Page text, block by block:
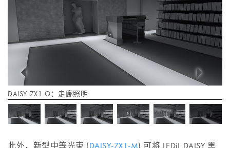
DAISY-7X1-O：走廊照明
此外，新型中等光束 (DAISY-7X1-M) 可将 LEDiL DAISY 黑